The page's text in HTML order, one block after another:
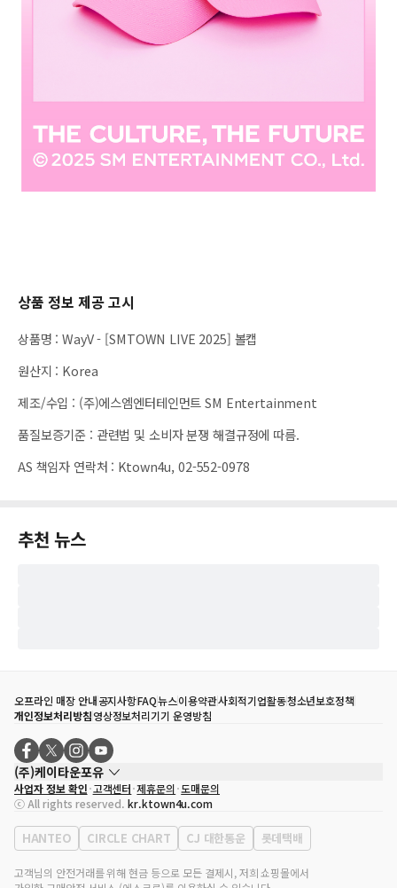
상품 정보 제공 고시
상품명 :WayV - [SMTOWN LIVE 2025] 볼캡
원산지 : Korea
제조/수입 : (주)에스엠엔터테인먼트 SM Entertainment
품질보증기준 : 관련법 및 소비자 분쟁 해결규정에 따름.
AS 책임자 연락처 : Ktown4u, 02-552-0978
추천 뉴스
오프라인 매장 안내공지사항FAQ뉴스이용약관사회적기업활동청소년보호정책
개인정보처리방침영상정보처리기기 운영방침
(주)케이타운포유
대표자
송효민
사업자등록번호
120-87-71116
통신판매업 신고번호 제2011-서울강남-02223
대표전화
02-552-9855
사업자 정보 확인 고객센터 제휴문의 도매문의
ⓒ All rights reserved. kr.ktown4u.com
HANTEO CIRCLE CHART CJ 대한통운 롯데택배
고객님의 안전거래를 위해 현금 등으로 모든 결제시, 저희 쇼핑몰에서